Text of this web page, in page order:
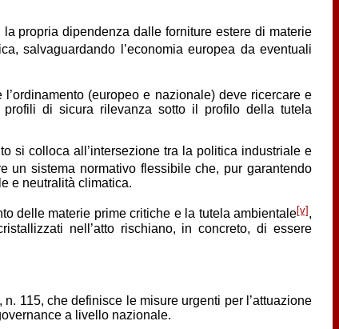
propria dipendenza dalle forniture estere di materie
salvaguardando l’economia europea da eventuali
(europeo e nazionale) deve ricercare e
profili di sicura rilevanza sotto il profilo della tutela
si colloca all’intersezione tra la politica industriale e
un sistema normativo flessibile che, pur garantendo
e neutralità climatica.
delle materie prime critiche e la tutela ambientale[v],
nell’atto rischiano, in concreto, di essere
115, che definisce le misure urgenti per l’attuazione
a livello nazionale.